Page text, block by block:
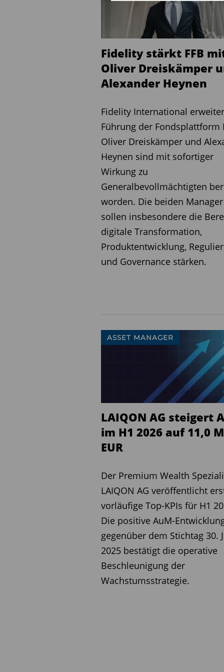
verbindet Braun
Produktkompetenz mit
Asset Management.
im Bereich
Anforderungen
KI-Unterstützung und
Mit der erweiterten
Ziel, die Anfang 2025 neu
auszubauen. Im
Investmentlösungen
Intelligenz zur
Betreuung von
Unternehmen, seine
und strategischen
Vertriebskompetenzen
Ausbau der Präsenz in
Neben dem deutschen
in Frankreich und der
Diesen Beitrag teilen:
Fidelity stärkt FFB
Oliver Dreiskämper
Alexander Heynen
Fidelity International
Führung der Fondsplattform
Oliver Dreiskämper und
Heynen sind mit sofortiger
Wirkung zu
Generalbevollmächtigten
worden. Die beiden Manager
sollen insbesondere die
digitale Transformation,
Produktentwicklung,
und Governance stärken.
ASSET MANAGER
LAIQON AG steigert
im H1 2026 auf 11,0
EUR
Der Premium Wealth
LAIQON AG veröffentlicht
vorläufige Top-KPIs für H1
Die positive AuM-
gegenüber dem Stichtag 30.
2025 bestätigt die operative
Beschleunigung der
Wachstumsstrategie.